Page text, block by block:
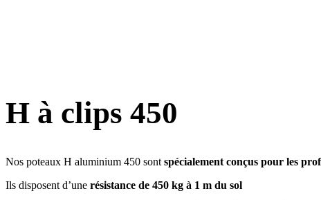
H à clips 450
Nos poteaux H aluminium 450 sont spécialement conçus pour les
Ils disposent d’une résistance de 450 kg à 1 m du sol